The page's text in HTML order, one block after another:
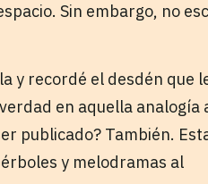
Sin embargo, no
y recordé el desdén que
en aquella analogía
publicado? También.
y melodramas al